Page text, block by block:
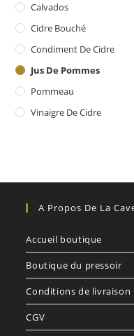
Calvados
Cidre Bouché
Condiment De Cidre
Jus De Pommes
Pommeau
Vinaigre De Cidre
A Propos De La
Accueil boutique
Boutique du pressoir
Conditions de livraison
CGV